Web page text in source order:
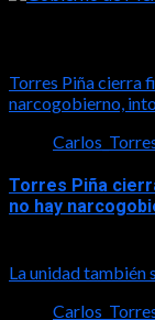
Torres Piña cierra
narcogobierno,
Torres Piña
no hay
La unidad también